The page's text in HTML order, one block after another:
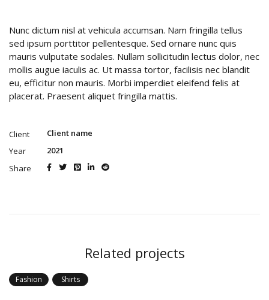
Nunc dictum nisl at vehicula accumsan. Nam fringilla tellus
sed ipsum porttitor pellentesque. Sed ornare nunc quis
mauris vulputate sodales. Nullam sollicitudin lectus dolor, nec
mollis augue iaculis ac. Ut massa tortor, facilisis nec blandit
eu, efficitur non mauris. Morbi imperdiet eleifend felis at
placerat. Praesent aliquet fringilla mattis.
Client
Client name
Year
2021
Share
Related projects
Fashion Shirts